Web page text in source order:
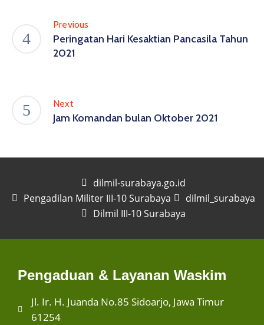
Previous
Peringatan Hari Kesaktian Pancasila Tahun
2021
Next
Jam Komandan bulan Oktober 2021
dilmil-surabaya.go.id
Pengadilan Militer III-10 Surabaya
dilmil_surabaya
Dilmil III-10 Surabaya
Pengaduan & Layanan Waskim
Jl. Ir. H. Juanda No.85 Sidoarjo, Jawa Timur
61254